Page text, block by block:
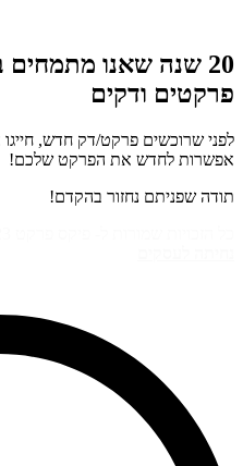
20 שנה שאנו
פרקטים ודקים
לפני שרוכשים פרקט/דק חדש, חייגו
אפשרות לחדש את הפרקט שלכם!
תודה שפניתם נחזור בהקדם!